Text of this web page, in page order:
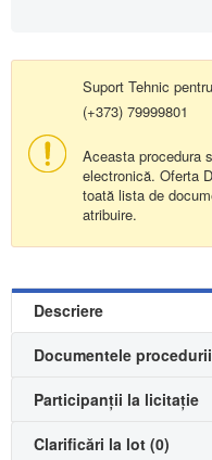
Suport Tehnic
(+373) 79999801
Aceasta procedura
electronică. Oferta
toată lista de
atribuire.
Descriere
Documentele
Participanții la licitație
Clarificări la lot (0)